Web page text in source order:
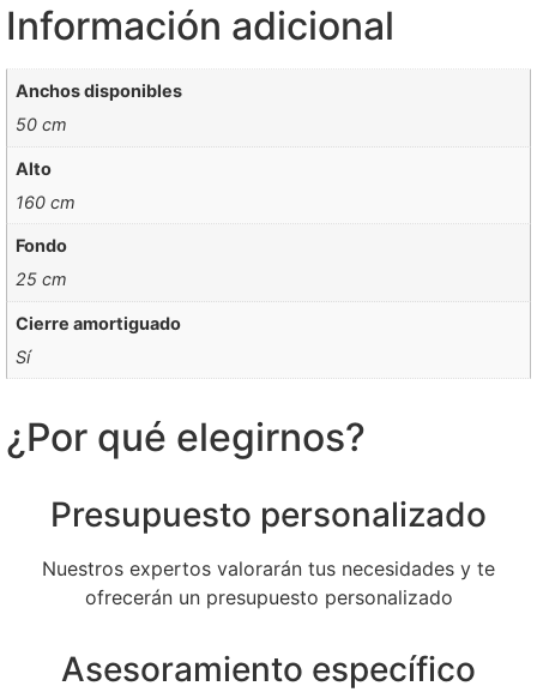
Información adicional
Anchos disponibles
50 cm
Alto
160 cm
Fondo
25 cm
Cierre amortiguado
Sí
¿Por qué elegirnos?
Presupuesto personalizado
Nuestros expertos valorarán tus necesidades y te
ofrecerán un presupuesto personalizado
Asesoramiento específico